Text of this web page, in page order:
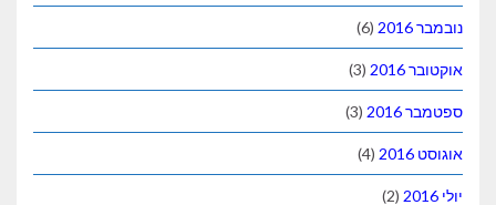
נובמבר 2016 (6)
אוקטובר 2016 (3)
ספטמבר 2016 (3)
אוגוסט 2016 (4)
יולי 2016 (2)